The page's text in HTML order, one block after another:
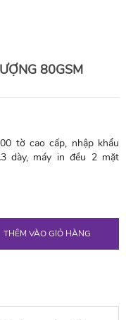
80GSM
tờ cao cấp, nhập khẩu
dày, máy in đều 2 mặt
THÊM VÀO GIỎ HÀNG